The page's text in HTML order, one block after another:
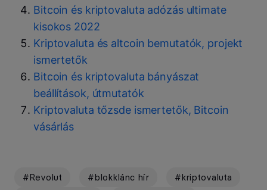
Bitcoin és kriptovaluta adózás ultimate
kisokos 2022
Kriptovaluta és altcoin bemutatók, projekt
ismertetők
Bitcoin és kriptovaluta bányászat
beállítások, útmutatók
Kriptovaluta tőzsde ismertetők, Bitcoin
vásárlás
#Revolut #blokklánc hír
#kriptovaluta